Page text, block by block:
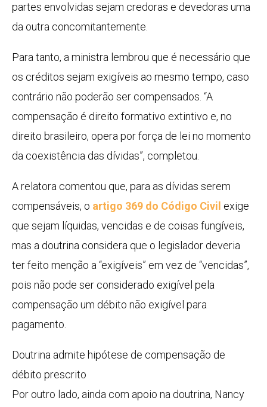
partes envolvidas sejam credoras e devedoras uma
da outra concomitantemente.
Para tanto, a ministra lembrou que é necessário que
os créditos sejam exigíveis ao mesmo tempo, caso
contrário não poderão ser compensados. “A
compensação é direito formativo extintivo e, no
direito brasileiro, opera por força de lei no momento
da coexistência das dívidas”, completou.
A relatora comentou que, para as dívidas serem
compensáveis, o artigo 369 do Código Civil exige
que sejam líquidas, vencidas e de coisas fungíveis,
mas a doutrina considera que o legislador deveria
ter feito menção a “exigíveis” em vez de “vencidas”,
pois não pode ser considerado exigível pela
compensação um débito não exigível para
pagamento.
Doutrina admite hipótese de compensação de
débito prescrito
Por outro lado, ainda com apoio na doutrina, Nancy